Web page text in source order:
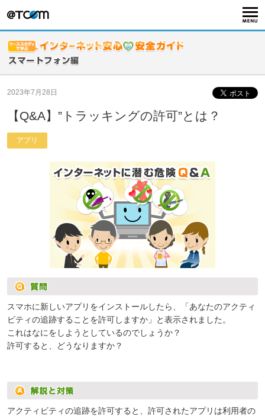
2023年7月28日
【Q&A】”トラッキングの許可”とは？
アプリ
スマホに新しいアプリをインストールしたら、「あなたのアクティ
ビティの追跡することを許可しますか」と表示されました。
これはなにをしようとしているのでしょうか？
許可すると、どうなりますか？
アクティビティの追跡を許可すると、許可されたアプリは利用者の